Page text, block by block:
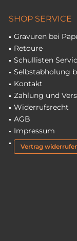
SHOP SERVICE
Gravuren bei
Retoure
Schullisten
Selbstabholung
Kontakt
Zahlung und
Widerrufsrecht
AGB
Impressum
Vertrag